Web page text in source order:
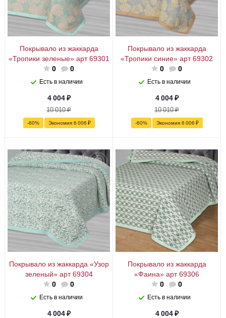
Покрывало из жаккарда
«Тропики зеленые» арт 69301
0
0
Есть в наличии
4 004₽
10 010₽
-60% Экономия 6 006 ₽
Покрывало из жаккарда
«Тропики синие» арт 69302
0
0
Есть в наличии
4 004₽
10 010₽
-60% Экономия 6 006 ₽
Покрывало из жаккарда «Узор
зеленый» арт 69304
0
0
Есть в наличии
4 004₽
Покрывало из жаккарда
«Фаина» арт 69306
0
0
Есть в наличии
4 004₽